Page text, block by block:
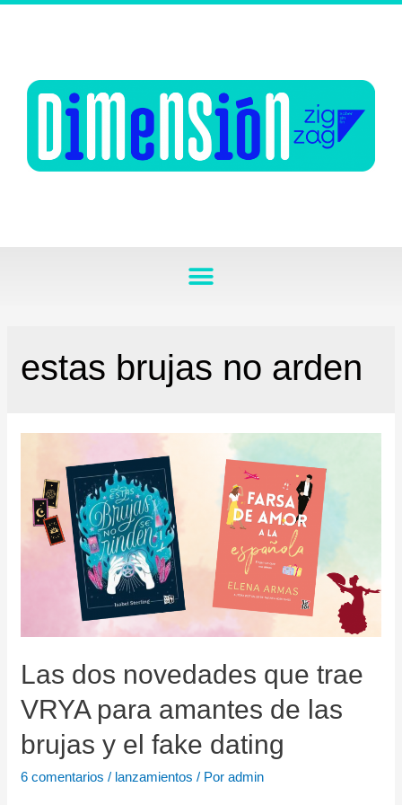
estas brujas no arden
Las dos novedades que trae
VRYA para amantes de las
brujas y el fake dating
6 comentarios / lanzamientos / Poradmin